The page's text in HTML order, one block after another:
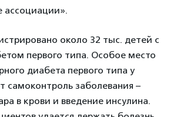
ассоциации».
около 32 тыс. детей с
первого типа. Особое место
диабета первого типа у
самоконтроль заболевания –
в крови и введение инсулина.